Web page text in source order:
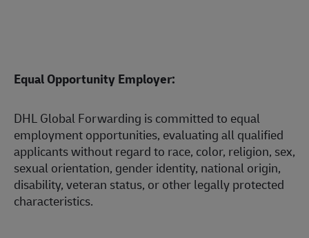
Equal Opportunity Employer:
DHL Global Forwarding is committed to equal
employment opportunities, evaluating all qualified
applicants without regard to race, color, religion, sex,
sexual orientation, gender identity, national origin,
disability, veteran status, or other legally protected
characteristics.